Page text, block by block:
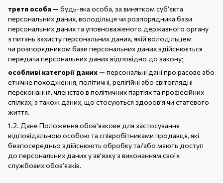
третя особа — будь-яка особа, за винятком суб’єкта
персональних даних, володільця чи розпорядника бази
персональних даних та уповноваженого державного органу
з питань захисту персональних даних, якій володільцем
чи розпорядником бази персональних даних здійснюється
передача персональних даних відповідно до закону;
особливі категорії даних — персональні дані про расове або
етнічне походження, політичні, релігійні або світоглядні
переконання, членство в політичних партіях та професійних
спілках, а також даних, що стосуються здоров’я чи статевого
життя.
1.2. Дане Положення обов’язкове для застосування
відповідальною особою та співробітниками продавця, які
безпосередньо здійснюють обробку та/або мають доступ
до персональних даних у зв’язку з виконанням своїх
службових обов’язків.